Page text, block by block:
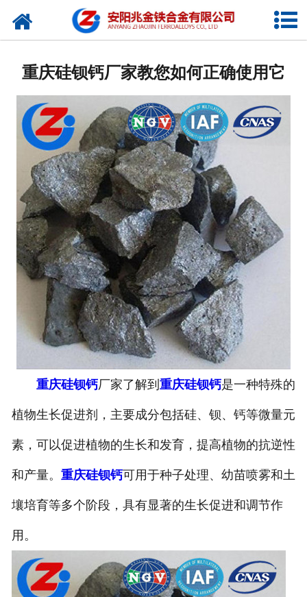
网站首页
产品中心
厂容厂貌
视频中心
联系我们
重庆硅钡钙厂家教您如何正确使用它
重庆硅钡钙厂家了解到 重庆硅钡钙是一种特殊的
植物生长促进剂，主要成分包括硅、钡、钙等微量元
素，可以促进植物的生长和发育，提高植物的抗逆性
和产量。 重庆硅钡钙可用于种子处理、幼苗喷雾和土
壤培育等多个阶段，具有显著的生长促进和调节作
用。